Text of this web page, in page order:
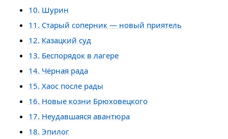
10. Шурин
11. Старый соперник — новый приятель
12. Казацкий суд
13. Беспорядок в лагере
14. Чёрная рада
15. Хаос после рады
16. Новые козни Брюховецкого
17. Неудавшаяся авантюра
18. Эпилог